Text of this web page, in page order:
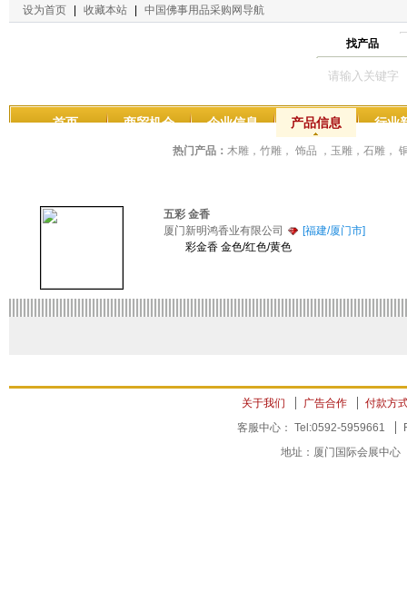
设为首页 收藏本站 中国佛事用品采购网导航
找产品
首页 商贸机会 企业信息 产品信息 行业
热门产品： 木雕，竹雕， 饰品 ，玉雕，石雕，
五彩 金香
厦门新明鸿香业有限公司
[福建/厦门市]
彩金香 金色/红色/黄色
关于我们 广告合作
付款方
客服中心： Tel:0592-5959661
地址：厦门国际会展中心